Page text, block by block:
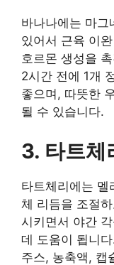
바나나에는 마그
있어서 근육 이
호르몬 생성을
2시간 전에 1개
좋으며, 따뜻한
될 수 있습니다.
3. 타트체
타트체리에는 멜
체 리듬을 조절
시키면서 야간
데 도움이 됩니
주스, 농축액, 캡